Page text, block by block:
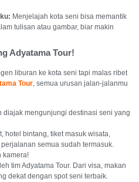
Menjelajah kota seni bisa memantik
tulisan atau gambar, biar makin
Adyatama Tour!
liburan ke kota seni tapi malas ribet
Tour, semua urusan jalan-jalanmu
diajak mengunjungi destinasi seni yang
hotel bintang, tiket masuk wisata,
semua sudah termasuk.
kamera!
tim Adyatama Tour. Dari visa, makan
dekat dengan spot seni terbaik.